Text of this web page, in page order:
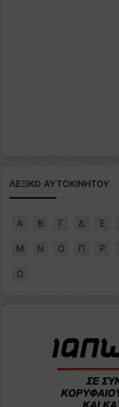
ΛΕΞΙΚΟ ΑΥΤΟΚΙΝΗΤΟΥ
Α Β Γ Δ Ε
Μ Ν Ο Π Ρ
Ω